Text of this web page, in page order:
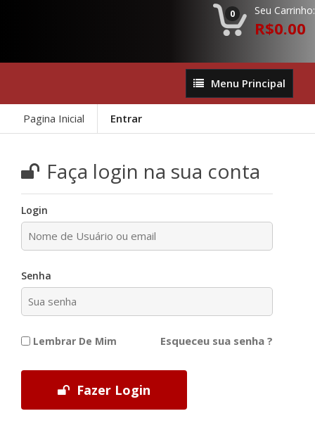
0 Seu Carrinho:
R$0.00
Menu
Principal
Menu Principal
Pagina Inicial Entrar
Faça login na sua conta
Login
Senha
Lembrar De Mim Esqueceu sua senha ?
Fazer Login